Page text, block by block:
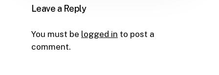
Leave a Reply
You must be logged in to post a
comment.